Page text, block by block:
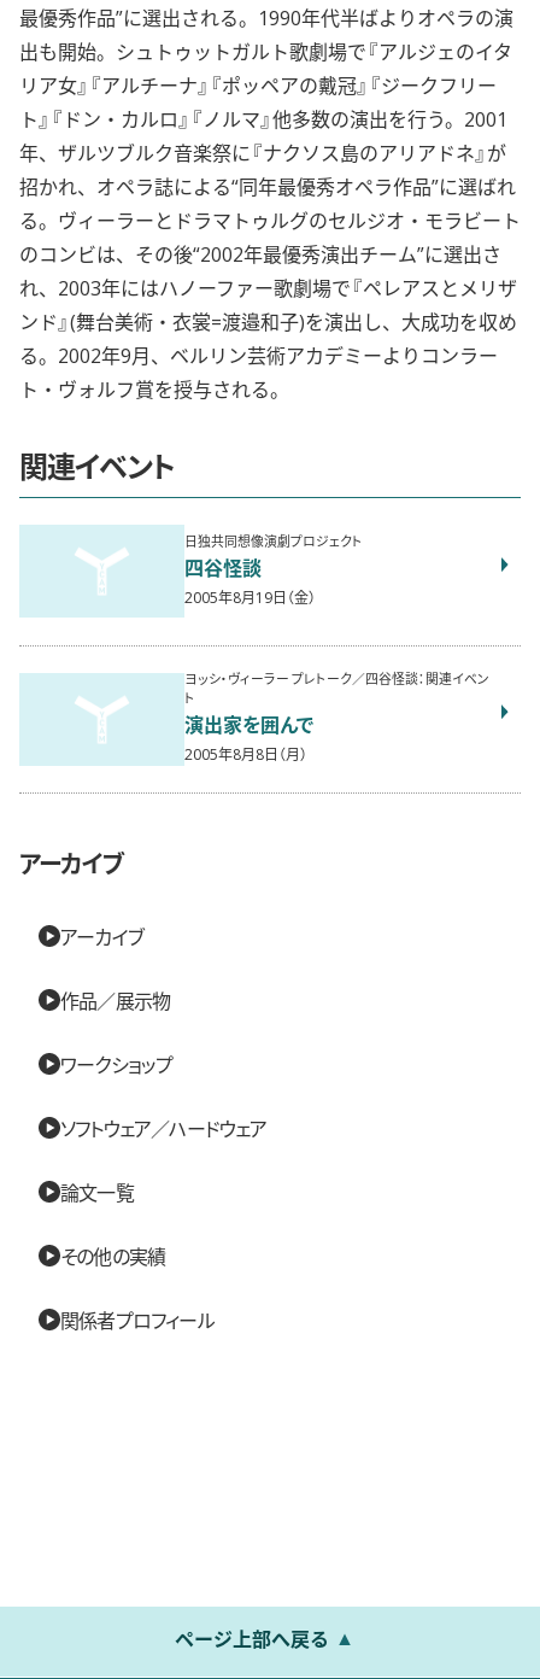
最優秀作品”に選出される。1990年代半ばよりオペラの演
出も開始。シュトゥットガルト歌劇場で『アルジェのイタ
リア女』『アルチーナ』『ポッペアの戴冠』『ジークフリー
ト』『ドン・カルロ』『ノルマ』他多数の演出を行う。2001
年、ザルツブルク音楽祭に『ナクソス島のアリアドネ』が
招かれ、オペラ誌による“同年最優秀オペラ作品”に選ばれ
る。ヴィーラーとドラマトゥルグのセルジオ・モラビート
のコンビは、その後“2002年最優秀演出チーム”に選出さ
れ、2003年にはハノーファー歌劇場で『ペレアスとメリザ
ンド』(舞台美術・衣裳=渡邉和子)を演出し、大成功を収め
る。2002年9月、ベルリン芸術アカデミーよりコンラー
ト・ヴォルフ賞を授与される。
関連イベント
日独共同想像演劇プロジェクト
四谷怪談
2005年8月19日（金）
ヨッシ・ヴィーラー プレトーク／四谷怪談：関連イベン
ト
演出家を囲んで
2005年8月8日（月）
アーカイブ
アーカイブ
作品／展示物
ワークショップ
ソフトウェア／ハードウェア
論文一覧
その他の実績
関係者プロフィール
ページ上部へ戻る